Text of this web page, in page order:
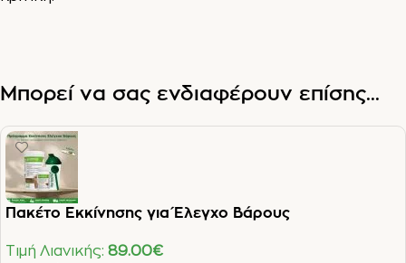
Μπορεί να σας ενδιαφέρουν επίσης...
Πακέτο Εκκίνησης για Έλεγχο Βάρους
Τιμή Λιανικής: 89.00€